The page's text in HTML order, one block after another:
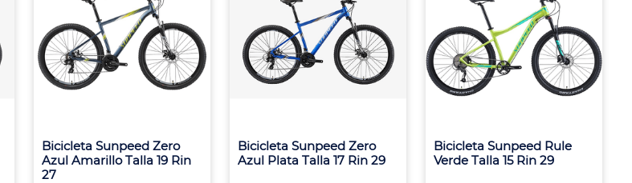
Bicicleta Sunpeed Zero
Azul Amarillo Talla 19 Rin
27
Bicicleta Sunpeed Zero
Azul Plata Talla 17 Rin 29
Bicicleta Sunpeed Rule
Verde Talla 15 Rin 29